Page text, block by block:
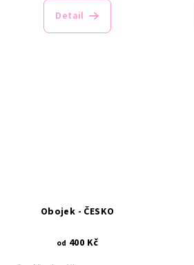
Detail
Obojek - ČESKO
od 400 Kč